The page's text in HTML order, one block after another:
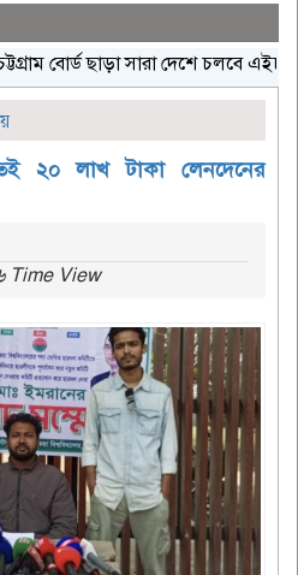
বোর্ড ছাড়া সারা দেশে চলবে এইচএসসি
২০ লাখ টাকা লেনদেনের
Time View